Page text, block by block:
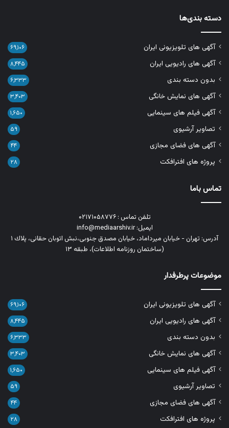
دسته بندی‌ها
آگهی های تلویزیونی ایران ۶۹,۱۰۶
آگهی های رادیویی ایران ۸,۴۴۵
بدون دسته بندی ۶,۳۳۳
آگهی های نمایش خانگی ۳,۴۰۳
آگهی فیلم های سینمایی ۱,۶۵۰
تصاویر آرشیوی ۵۹
آگهی های فضای مجازی ۴۴
پروژه های افترافکت ۲۸
تماس باما
تلفن تماس : ۰۲۱۷۱۰۵۸۷۷۶
ایمیل: info@mediaarshiv.ir
آدرس: تهران - خیابان میرداماد، خیابان مصدق جنوبی،نبش اتوبان حقانی، پلاك ١
(ساختمان روزنامه اطلاعات)، طبقه ۱۳
موضوعات پرطرفدار
آگهی های تلویزیونی ایران ۶۹,۱۰۶
آگهی های رادیویی ایران ۸,۴۴۵
بدون دسته بندی ۶,۳۳۳
آگهی های نمایش خانگی ۳,۴۰۳
آگهی فیلم های سینمایی ۱,۶۵۰
تصاویر آرشیوی ۵۹
آگهی های فضای مجازی ۴۴
پروژه های افترافکت ۲۸